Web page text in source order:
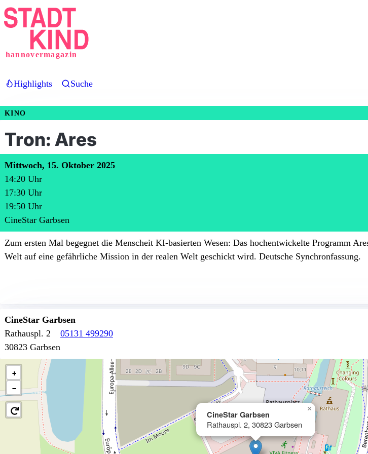
Direkt
zum
hannovermagazin
Highlights Suche
KINO
Tron: Ares
Mittwoch, 15. Oktober 2025
14:20 Uhr
17:30 Uhr
19:50 Uhr
CineStar Garbsen
Zum ersten Mal begegnet die Menscheit KI-basierten Wesen: Das hochentwickelte Programm
Welt auf eine gefährliche Mission in der realen Welt geschickt wird. Deutsche Synchronfassung.
CineStar Garbsen
Rathauspl. 2
30823 Garbsen
05131 499290
CineStar Garbsen
Rathauspl. 2, 30823 Garbsen
×
+
−